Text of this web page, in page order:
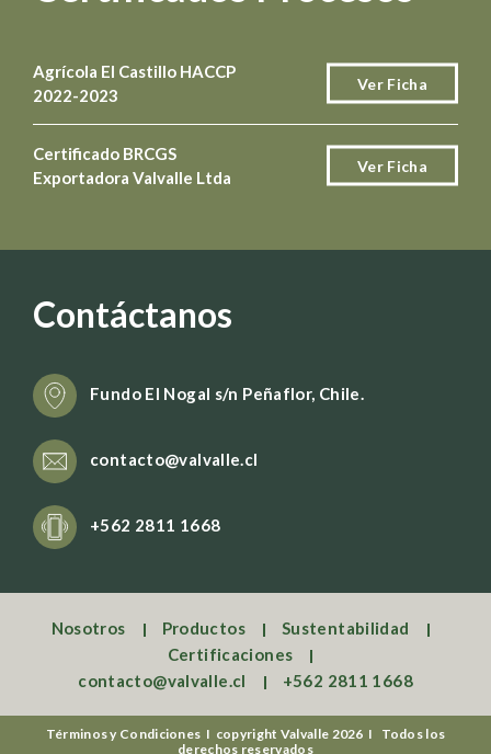
Agrícola El Castillo HACCP
2022-2023
Ver Ficha
Certificado BRCGS
Exportadora Valvalle Ltda
Ver Ficha
Contáctanos
Fundo El Nogal s/n Peñaflor, Chile.
contacto@valvalle.cl
+562 2811 1668
Nosotros Productos
Sustentabilidad
Certificaciones
contacto@valvalle.cl
+562 2811 1668
Términos y Condiciones I copyright Valvalle 2026 I Todos los
derechos reservados